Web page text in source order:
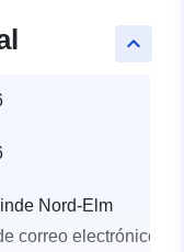
keyboard_arrow_up
Nord-Elm
correo electrónico: